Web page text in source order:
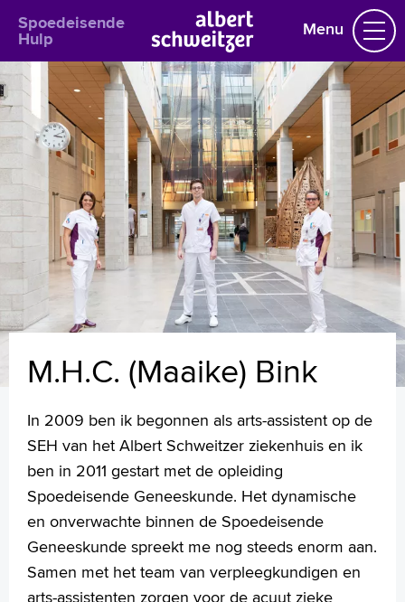
Spoedeisende
Hulp Menu
Homepage
Praktische informatie
Specialismen
Werken en leren
Medewerkers
Contact
MijnASz
Verwijzers
Tekstgrootte A+
Voorleesfunctie
Language
Zoeken
English
Français
M.H.C. (Maaike) Bink
In 2009 ben ik begonnen als arts-assistent op de
SEH van het Albert Schweitzer ziekenhuis en ik
ben in 2011 gestart met de opleiding
Spoedeisende Geneeskunde. Het dynamische
en onverwachte binnen de Spoedeisende
Geneeskunde spreekt me nog steeds enorm aan.
Samen met het team van verpleegkundigen en
arts-assistenten zorgen voor de acuut zieke